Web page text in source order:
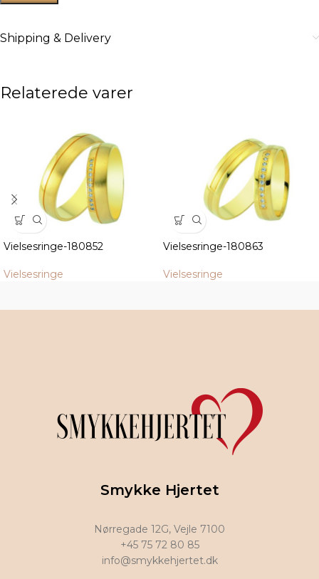
Shipping & Delivery
Relaterede varer
Vielsesringe-180852
Vielsesringe
Vielsesringe-180863
Vielsesringe
Smykke Hjertet
Nørregade 12G, Vejle 7100
+45 75 72 80 85
info@smykkehjertet.dk